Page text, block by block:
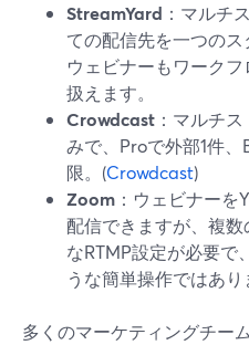
StreamYard ：マルチ
ての配信先を一つの
ウェビナーもワーク
扱えます。
Crowdcast ：マルチ
みで、Proで外部1件
限。(Crowdcast)
Zoom ：ウェビナー
配信できますが、複
なRTMP設定が必要で
うな簡単操作ではあり
多くのマーケティングチー